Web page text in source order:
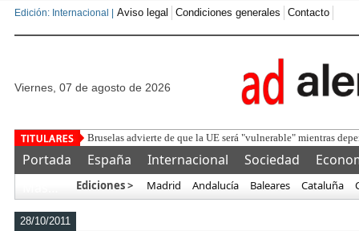
Edición: Internacional | Aviso legal Condiciones generales Contacto
viernes, 07 de agosto de 2026
Detenido
Portada España Internacional Sociedad
Ediciones > Madrid Andalucía Baleares Cataluña
28/10/2011